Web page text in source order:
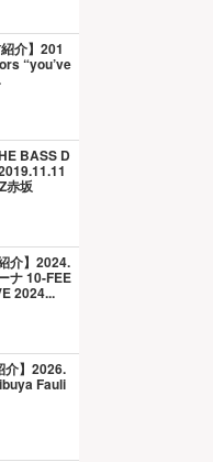
介】201
“you’ve
BASS D
赤坂
介】2024.
ナ 10-FEE
2024...
介】2026.
Fauli